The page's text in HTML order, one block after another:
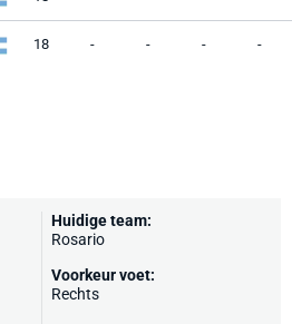
18 - - - -
Huidige team:
Rosario
Voorkeur voet:
Rechts